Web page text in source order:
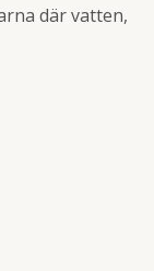
där vatten,